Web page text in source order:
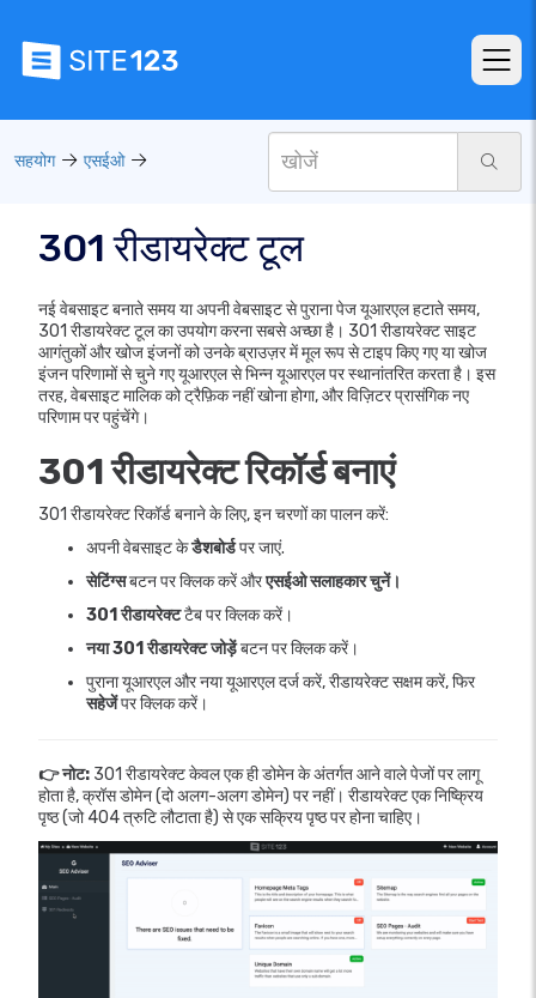
सहयोग एसईओ
301 रीडायरेक्ट टूल
नई वेबसाइट बनाते समय या अपनी वेबसाइट से पुराना पेज यूआरएल हटाते समय,
301 रीडायरेक्ट टूल का उपयोग करना सबसे अच्छा है। 301 रीडायरेक्ट साइट
आगंतुकों और खोज इंजनों को उनके ब्राउज़र में मूल रूप से टाइप किए गए या खोज
इंजन परिणामों से चुने गए यूआरएल से भिन्न यूआरएल पर स्थानांतरित करता है। इस
तरह, वेबसाइट मालिक को ट्रैफ़िक नहीं खोना होगा, और विज़िटर प्रासंगिक नए
परिणाम पर पहुंचेंगे।
301 रीडायरेक्ट रिकॉर्ड बनाएं
301 रीडायरेक्ट रिकॉर्ड बनाने के लिए, इन चरणों का पालन करें:
अपनी वेबसाइट केडैशबोर्डपर जाएं.
सेटिंग्सबटन पर क्लिक करें औरएसईओ सलाहकार चुनें।
301 रीडायरेक्टटैब पर क्लिक करें।
नया 301 रीडायरेक्ट जोड़ेंबटन पर क्लिक करें।
पुराना यूआरएल और नया यूआरएल दर्ज करें, रीडायरेक्ट सक्षम करें, फिर
सहेजेंपर क्लिक करें।
👉 नोट: 301 रीडायरेक्ट केवल एक ही डोमेन के अंतर्गत आने वाले पेजों पर लागू
होता है, क्रॉस डोमेन (दो अलग-अलग डोमेन) पर नहीं। रीडायरेक्ट एक निष्क्रिय
पृष्ठ (जो 404 त्रुटि लौटाता है) से एक सक्रिय पृष्ठ पर होना चाहिए।